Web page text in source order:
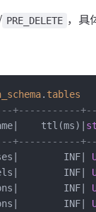
PRE_DELETE ，具
. tables
+-----------
ttl(ms)|
+-----------
INF|
INF|
INF|
INF|